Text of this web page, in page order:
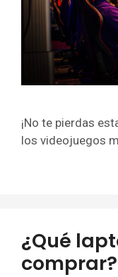
¡No te pierdas
los videojuegos
¿Qué
comprar?